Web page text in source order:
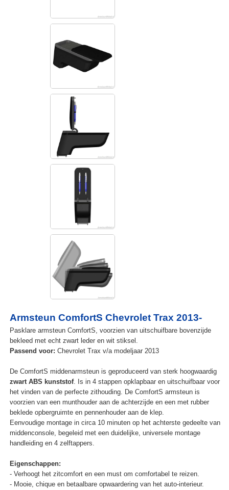
Armsteun ComfortS Chevrolet Trax 2013-
Pasklare armsteun ComfortS, voorzien van uitschuifbare bovenzijde
bekleed met echt zwart leder en wit stiksel.
Passend voor: Chevrolet Trax v/a modeljaar 2013
De ComfortS middenarmsteun is geproduceerd van sterk hoogwaardig
zwart ABS kunststof. Is in 4 stappen opklapbaar en uitschuifbaar voor
het vinden van de perfecte zithouding. De ComfortS armsteun is
voorzien van een munthouder aan de achterzijde en een met rubber
beklede opbergruimte en pennenhouder aan de klep.
Eenvoudige montage in circa 10 minuten op het achterste gedeelte van
middenconsole, begeleid met een duidelijke, universele montage
handleiding en 4 zelftappers.
Eigenschappen:
- Verhoogt het zitcomfort en een must om comfortabel te reizen.
- Mooie, chique en betaalbare opwaardering van het auto-interieur.